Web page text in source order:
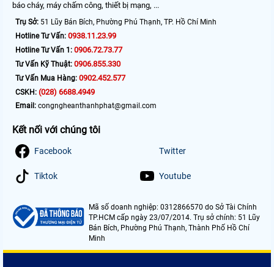
báo cháy, máy chấm công, thiết bị mạng, ...
Trụ Sở: 51 Lũy Bán Bích, Phường Phú Thạnh, TP. Hồ Chí Minh
Hotline Tư Vấn: 0938.11.23.99
Hotline Tư Vấn 1: 0906.72.73.77
Tư Vấn Kỹ Thuật: 0906.855.330
Tư Vấn Mua Hàng: 0902.452.577
CSKH: (028) 6688.4949
Email: congngheanthanhphat@gmail.com
Kết nối với chúng tôi
Facebook Twitter
Tiktok Youtube
Mã số doanh nghiệp: 0312866570 do Sở Tài Chính
TP.HCM cấp ngày 23/07/2014. Trụ sở chính: 51 Lũy
Bán Bích, Phường Phú Thạnh, Thành Phố Hồ Chí
Minh